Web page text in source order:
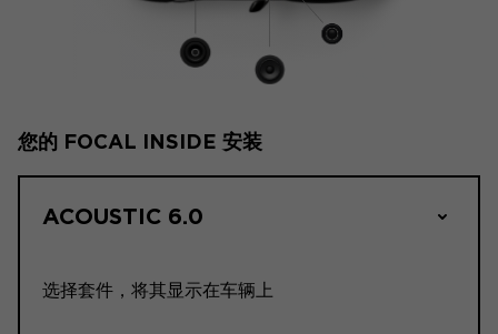
您的 FOCAL INSIDE 安装
ACOUSTIC 6.0
选择套件，将其显示在车辆上